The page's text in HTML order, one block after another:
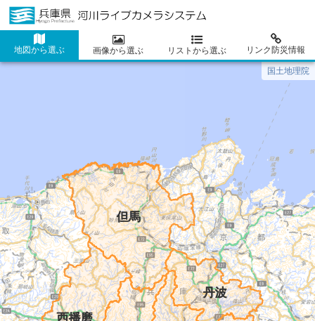
地図から選ぶ 画像から選ぶ リストから選ぶ リンク防災情報
国土地理院